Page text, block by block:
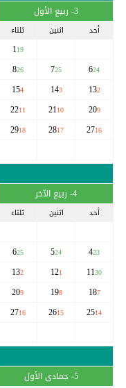
3- ربيع الأول
أحد اثنين ثلثاء
119
624
725
826
132
143
154
209
2110
2211
2716
2817
2918
4- ربيع الآخر
أحد اثنين ثلثاء
423
524
625
1130
121
132
187
198
209
2514
2615
2716
5- جمادى الأول